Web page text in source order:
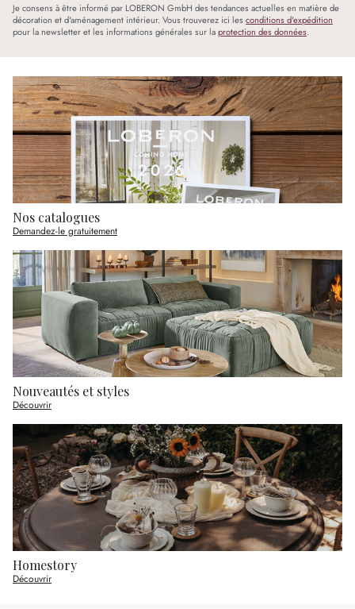
Je consens à être informé par LOBERON GmbH des tendances actuelles en matière de
décoration et d'aménagement intérieur. Vous trouverez ici les conditions d'expédition
pour la newsletter et les informations générales sur laprotection des données.
Nos catalogues
Demandez-le gratuitement
Nouveautés et styles
Découvrir
Homestory
Découvrir